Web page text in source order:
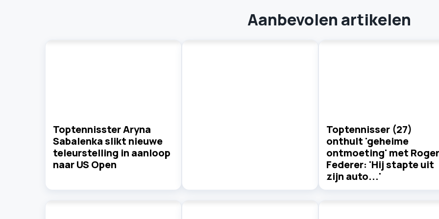
Aanbevolen artikelen
Toptennisster Aryna
Sabalenka slikt nieuwe
teleurstelling in aanloop
naar US Open
Toptennisser (27)
onthult 'geheime
ontmoeting' met Roger
Federer: 'Hij stapte uit
zijn auto...'